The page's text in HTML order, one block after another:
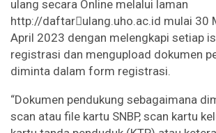
ulang secara Online melalui laman
http://daftar￾ulang.uho.ac.id mulai 30
April 2023 dengan melengkapi setiap
registrasi dan mengupload dokumen
diminta dalam form registrasi.
“Dokumen pendukung sebagaimana
scan atau file kartu SNBP, scan kartu